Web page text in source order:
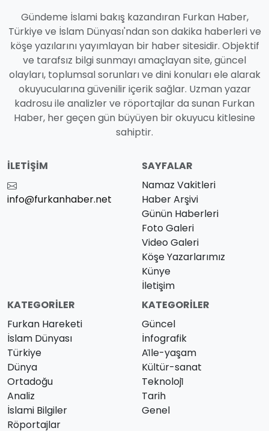
Gündeme İslami bakış kazandıran Furkan Haber,
Türkiye ve İslam Dünyası'ndan son dakika haberleri ve
köşe yazılarını yayımlayan bir haber sitesidir. Objektif
ve tarafsız bilgi sunmayı amaçlayan site, güncel
olayları, toplumsal sorunları ve dini konuları ele alarak
okuyucularına güvenilir içerik sağlar. Uzman yazar
kadrosu ile analizler ve röportajlar da sunan Furkan
Haber, her geçen gün büyüyen bir okuyucu kitlesine
sahiptir.
İLETIŞIM
info@furkanhaber.net
SAYFALAR
Namaz Vakitleri
Haber Arşivi
Günün Haberleri
Foto Galeri
Video Galeri
Köşe Yazarlarımız
Künye
İletişim
KATEGORILER
Furkan Hareketi
İslam Dünyası
Türkiye
Dünya
Ortadoğu
Analiz
İslami Bilgiler
Röportajlar
KATEGORILER
Güncel
İnfografik
Ai̇le-yaşam
Kültür-sanat
Teknoloji̇
Tarih
Genel